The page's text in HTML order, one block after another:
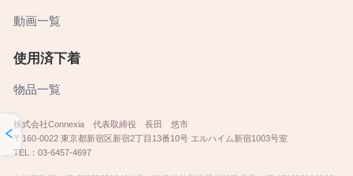
動画一覧
使用済下着
物品一覧
株式会社Connexia 代表取締役 長田 悠市
〒160-0022 東京都新宿区新宿2丁目13番10号 エルハイム新宿1003号室
TEL：03-6457-4697